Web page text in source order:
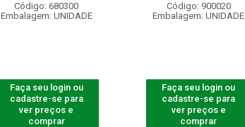
Código: 680300
Embalagem: UNIDADE
Faça seu login ou
cadastre-se para
ver preços e
comprar
Código: 900020
Embalagem: UNIDADE
Faça seu login ou
cadastre-se para
ver preços e
comprar